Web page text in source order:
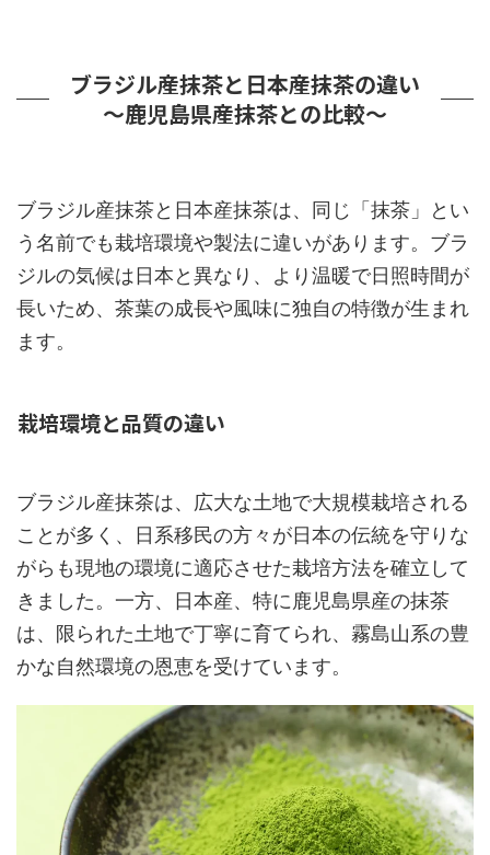
ブラジル産抹茶と日本産抹茶の違い
～鹿児島県産抹茶との比較～
ブラジル産抹茶と日本産抹茶は、同じ「抹茶」とい
う名前でも栽培環境や製法に違いがあります。ブラ
ジルの気候は日本と異なり、より温暖で日照時間が
長いため、茶葉の成長や風味に独自の特徴が生まれ
ます。
栽培環境と品質の違い
ブラジル産抹茶は、広大な土地で大規模栽培される
ことが多く、日系移民の方々が日本の伝統を守りな
がらも現地の環境に適応させた栽培方法を確立して
きました。一方、日本産、特に鹿児島県産の抹茶
は、限られた土地で丁寧に育てられ、霧島山系の豊
かな自然環境の恩恵を受けています。